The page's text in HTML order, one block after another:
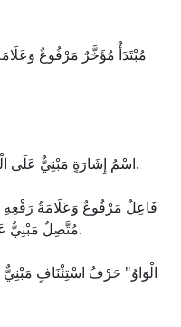
مُبْتَدَأٌ مُؤَخَّرٌ مَرْفُوعٌ
اسْمُ إِشَارَةٍ مَبْنِيٌّ عَلَى الْكَسْرِ فِي مَحَلِّ نَصْبٍ مَفْعُولٌ بِهِ مُقَدَّمٌ.
فَاعِلٌ مَرْفُوعٌ وَعَلَامَةُ رَفْعِهِ
مُتَّصِلٌ مَبْنِيٌّ عَلَى السُّكُونِ فِي مَحَلِّ جَرٍّ مُضَافٌ إِلَيْهِ.
الْوَاوُ" حَرْفُ اسْتِئْنَافٍ مَبْنِيٌّ